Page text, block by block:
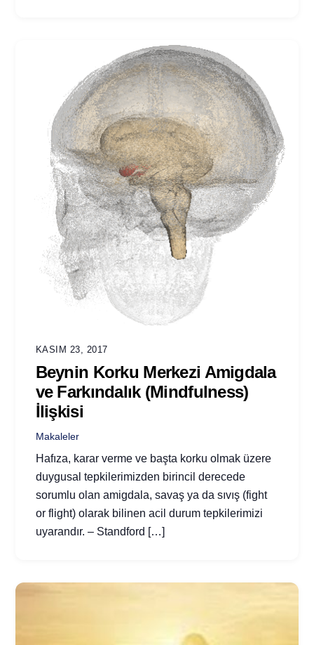
KASIM 23, 2017
Beynin Korku Merkezi Amigdala
ve Farkındalık (Mindfulness)
İlişkisi
Makaleler
Hafıza, karar verme ve başta korku olmak üzere
duygusal tepkilerimizden birincil derecede
sorumlu olan amigdala, savaş ya da sıvış (fight
or flight) olarak bilinen acil durum tepkilerimizi
uyarandır. – Standford […]